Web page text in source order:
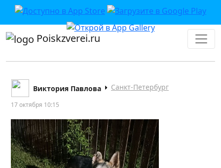
Poiskzverei.ru
Виктория Павлова Санкт-Петербург
17 октября 10:15